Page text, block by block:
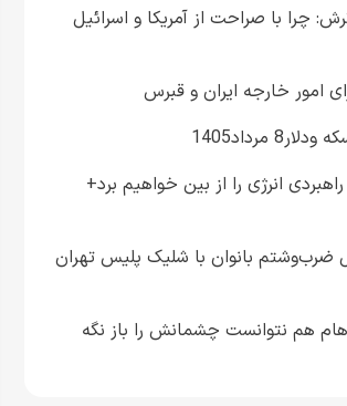
چرا با صراحت از آمریکا و اسرائیل
امور خارجه ایران و قبرس
مرداد1405
راهبردی انرژی را از بین خواهیم برد+
ضرب‌وشتم بانوان با شلیک پلیس تهران
هم نتوانست چشمانش را باز نگه